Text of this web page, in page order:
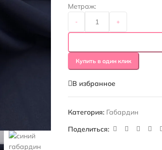
Метраж:
- +
Купить в один клик
В избранное
Категория: Габардин
Поделиться: